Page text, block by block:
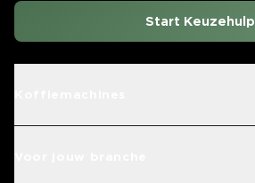
Start Keuzehulp